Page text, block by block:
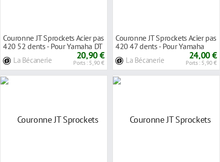
Couronne JT Sprockets Acier pas
420 52 dents - Pour Yamaha DT
La Bécanerie 20,90 €
Ports : 5,90 €
Couronne JT Sprockets Acier pas
420 47 dents - Pour Yamaha
La Bécanerie 24,00 €
Ports : 5,90 €